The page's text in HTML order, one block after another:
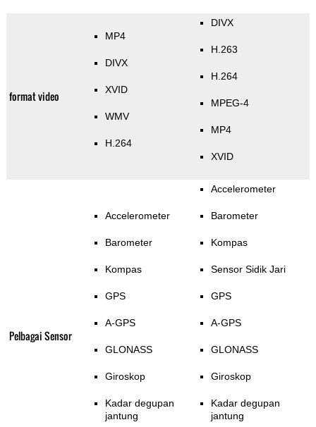
format video
MP4
DIVX
XVID
WMV
H.264
DIVX
H.263
H.264
MPEG-4
MP4
XVID
Pelbagai Sensor
Accelerometer
Barometer
Kompas
GPS
A-GPS
GLONASS
Giroskop
Kadar degupan
jantung
Accelerometer
Barometer
Kompas
Sensor Sidik Jari
GPS
A-GPS
GLONASS
Giroskop
Kadar degupan
jantung